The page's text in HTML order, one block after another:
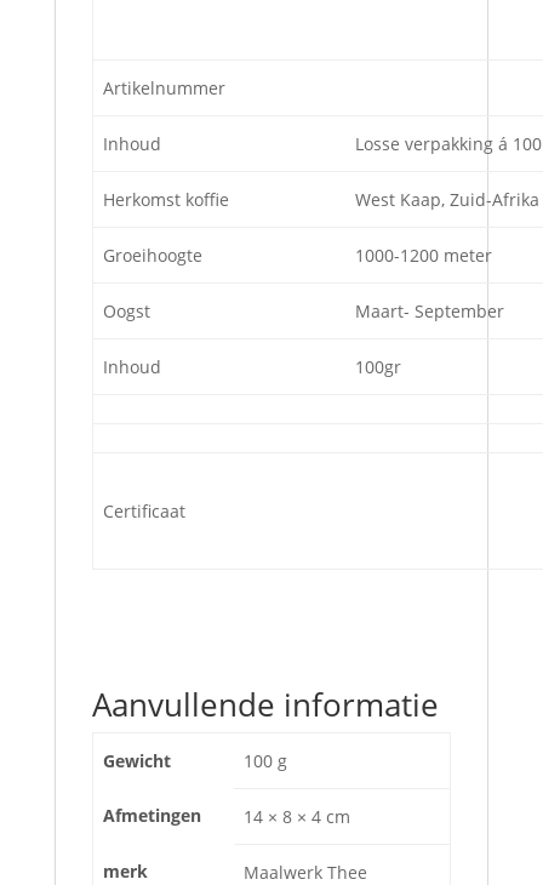
Artikelnummer
Inhoud Losse verpakking á
Herkomst koffie West Kaap, Zuid-Afrika
Groeihoogte 1000-1200 meter
Oogst Maart- September
Inhoud 100gr
Certificaat
Aanvullende informatie
Gewicht 100 g
Afmetingen 14 × 8 × 4 cm
merk Maalwerk Thee